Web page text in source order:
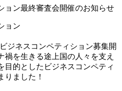
ョン最終審査会開催のお知らせ
ョン